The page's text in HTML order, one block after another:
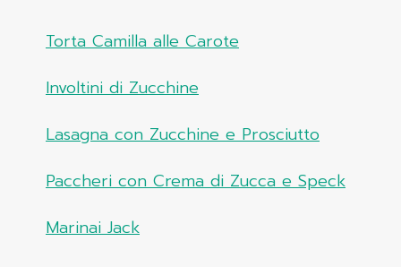
Torta Camilla alle Carote
Involtini di Zucchine
Lasagna con Zucchine e Prosciutto
Paccheri con Crema di Zucca e Speck
Marinai Jack